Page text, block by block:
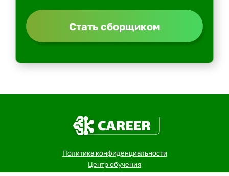
Стать сборщиком
Политика конфиденциальности
Центр обучения